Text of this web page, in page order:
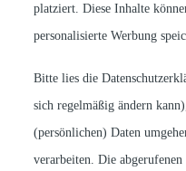
platziert. Diese Inhalte
personalisierte Werbung
Bitte lies die
sich regelmäßig ändern
(persönlichen) Daten
verarbeiten. Die